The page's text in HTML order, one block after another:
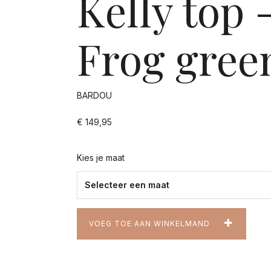
Frog
BARDOU
€ 149,95
Kies je maat
VOEG TOE AAN WINKELMAND